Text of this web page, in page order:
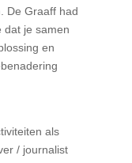
De Graaff had
dat je samen
en
als
/ journalist